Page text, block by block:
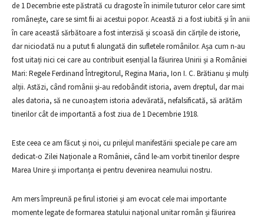
de 1 Decembrie este păstrată cu dragoste în inimile tuturor celor care simt
românește, care se simt fii ai acestui popor. Această zi a fost iubită și în anii
în care această sărbătoare a fost interzisă și scoasă din cărțile de istorie,
dar niciodată nu a putut fi alungată din sufletele românilor. Așa cum n-au
fost uitați nici cei care au contribuit esențial la făurirea Unirii și a României
Mari: Regele Ferdinand Întregitorul, Regina Maria, Ion I. C. Brătianu și mulți
alții. Astăzi, când românii și-au redobândit istoria, avem dreptul, dar mai
ales datoria, să ne cunoaștem istoria adevărată, nefalsificată, să arătăm
tinerilor cât de importantă a fost ziua de 1 Decembrie 1918.
Este ceea ce am făcut și noi, cu prilejul manifestării speciale pe care am
dedicat-o Zilei Naționale a României, când le-am vorbit tinerilor despre
Marea Unire și importanța ei pentru devenirea neamului nostru.
Am mers împreună pe firul istoriei și am evocat cele mai importante
momente legate de formarea statului național unitar român și făurirea